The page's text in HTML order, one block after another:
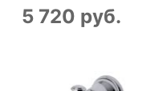
5 720 руб.